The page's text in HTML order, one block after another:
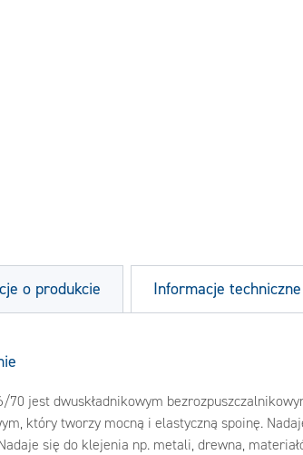
o produkcie
70 jest dwuskładnikowym
który tworzy mocną i elastyczną spoinę.
się do klejenia np. metali, drewna,
Informacje techniczne